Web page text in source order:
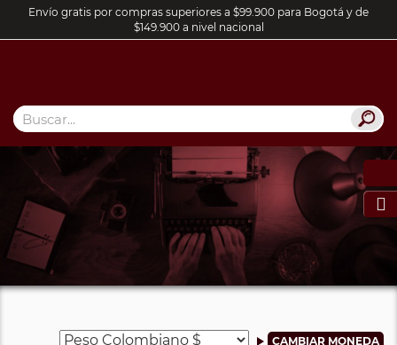
Envío gratis por compras superiores a $99.900 para Bogotá y de
$149.900 a nivel nacional
